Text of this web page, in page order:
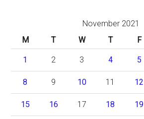
November 2021
M
T W T F
1 2 3 4 5
8 9 10 11 12
15 16 17 18 19